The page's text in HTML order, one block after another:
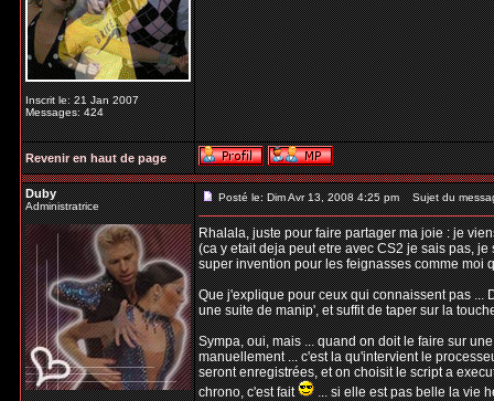
Inscrit le: 21 Jan 2007
Messages: 424
Revenir en haut de page
Duby
Administratrice
Posté le: Dim Avr 13, 2008 4:25 pm Sujet du
Rhalala, juste pour faire partager ma joie : je
(ca y etait deja peut etre avec CS2 je sais pas,
super invention pour les feignasses comme moi
Que j'explique pour ceux qui connaissent pas ...
une suite de manip', et suffit de taper sur la
Sympa, oui, mais ... quand on doit le faire sur
manuellement ... c'est la qu'intervient le
seront enregistrées, et on choisit le script a
chrono, c'est fait
... si elle est pas belle la vie